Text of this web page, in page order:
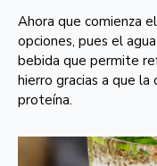
Ahora que comienza
opciones, pues el
bebida que permite
hierro gracias a que
proteína.